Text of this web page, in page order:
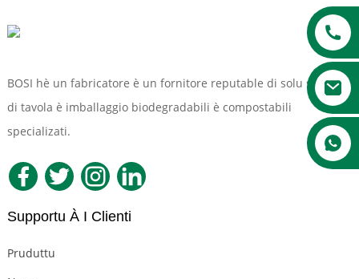
BOSI hè un fabricatore è un fornitore reputable di solu solu
di tavola è imballaggio biodegradabili è compostabili
specializati.
Supportu À I Clienti
Pruduttu